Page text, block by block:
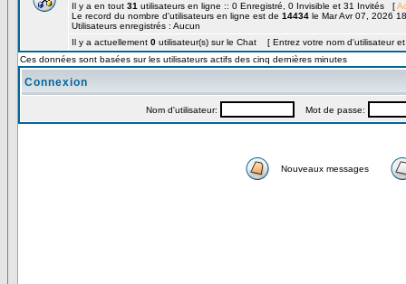
Il y a en tout 31 utilisateurs en ligne :: 0 Enregistré, 0 Invisible et 31 Invités [
Le record du nombre d'utilisateurs en ligne est de 14434 le Mar Avr 07, 2026
Utilisateurs enregistrés : Aucun
Il y a actuellement 0 utilisateur(s) sur le Chat [ Entrez votre nom d'utilisateur
Ces données sont basées sur les utilisateurs actifs des cinq dernières minutes
Connexion
Nom d'utilisateur: Mot de passe:
Nouveaux messages